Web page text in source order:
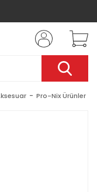
Pro-Nix Ürünler